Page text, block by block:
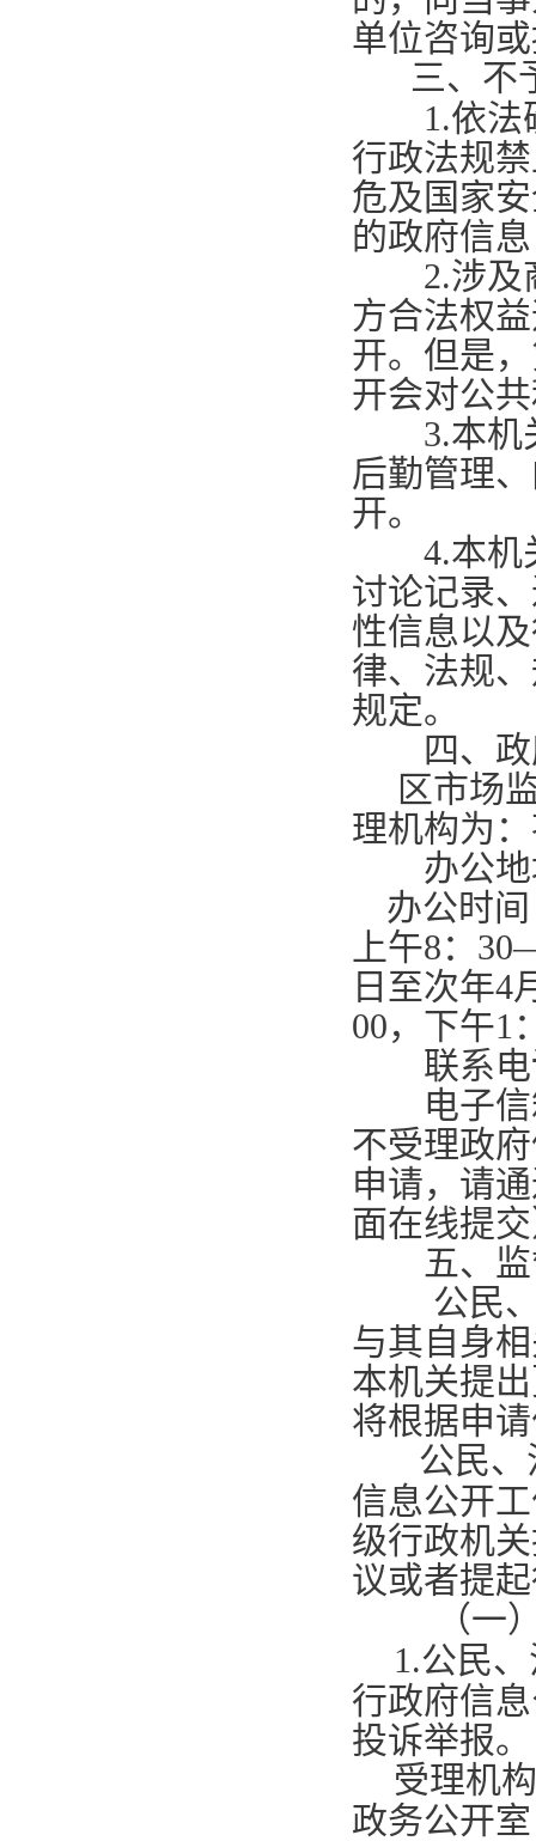
单位咨询
三、不
1.依法
行政法规
危及国家
的政府信
2.涉及
方合法权
开。但是
开会对公
3.本机
后勤管理
开。
4.本机
讨论记录
性信息以
律、法规
规定。
四、政
区市场监
理机构为
办公地
办公时
上午8：
日至次年4
00，下午1
联系电
电子信
不受理政
申请，请
面在线提
五、监
公民、
与其自身
本机关提
将根据申
公民
信息公开
级行政机
议或者提
（一
1.公民
行政府信
投诉举报。
受理机
政务公开